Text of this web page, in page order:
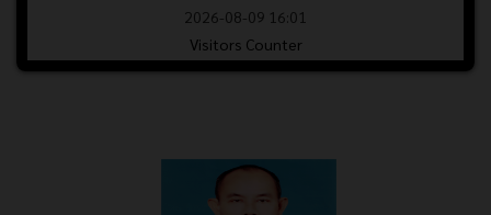
2026-08-09 16:01
Visitors Counter